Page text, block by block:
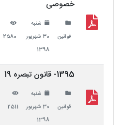
خصوصی
قوانین
شنبه
30 شهریور
1398
2580
1395- قانون تبصره 19
قوانین
شنبه
30 شهریور
1398
2511